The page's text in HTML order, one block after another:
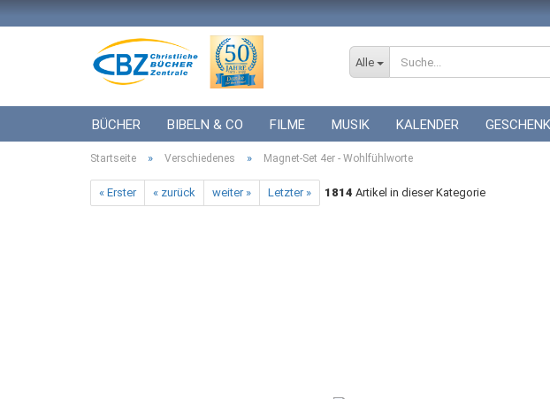
Alle
BÜCHER BIBELN & CO FILME MUSIK KALENDER
ICF BÜCHER VERSCHIEDENES GESCHENKE ZUR HOCHZEIT
Startseite » Verschiedenes » Magnet-Set 4er - Wohlfühlworte
« Erster « zurück weiter » Letzter » 1814 Artikel in dieser Kategorie